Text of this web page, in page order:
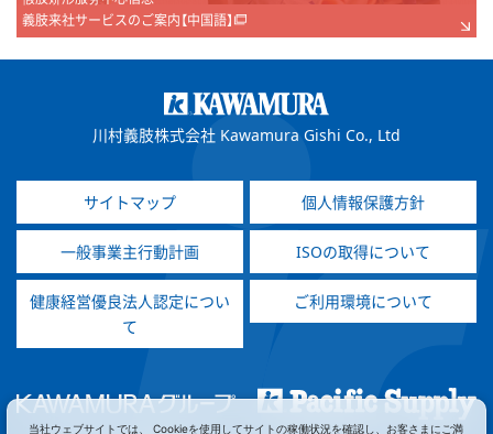
義肢来社サービスのご案内【中国語】
川村義肢株式会社 Kawamura Gishi Co., Ltd
サイトマップ 個人情報保護方針
一般事業主行動計画 ISOの取得について
健康経営優良法人認定につい
て
ご利用環境について
当社ウェブサイトでは、 Cookieを使用してサイトの稼働状況を確認し、お客さまにご満